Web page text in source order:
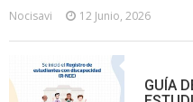
Nocisavi 12 Junio, 2026
GUÍA